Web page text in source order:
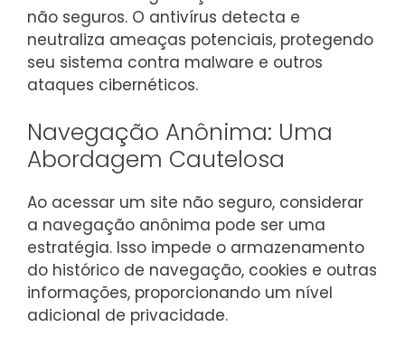
não seguros. O antivírus detecta e
neutraliza ameaças potenciais, protegendo
seu sistema contra malware e outros
ataques cibernéticos.
Navegação Anônima: Uma
Abordagem Cautelosa
Ao acessar um site não seguro, considerar
a navegação anônima pode ser uma
estratégia. Isso impede o armazenamento
do histórico de navegação, cookies e outras
informações, proporcionando um nível
adicional de privacidade.